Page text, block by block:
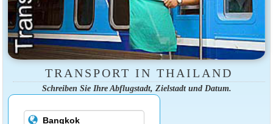
TRANSPORT IN THAILAND
Schreiben Sie Ihre Abflugstadt, Zielstadt und Datum.